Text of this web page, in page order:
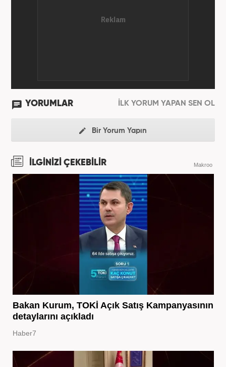
YORUMLAR İLK YORUM YAPAN SEN OL
Bir Yorum Yapın
İLGİNİZİ ÇEKEBİLİR Makroo
Bakan Kurum, TOKİ Açık Satış Kampanyasının
detaylarını açıkladı
Haber7